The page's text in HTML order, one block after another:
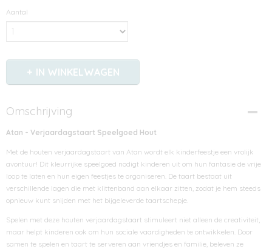
Aantal
IN WINKELWAGEN
Omschrijving
Atan - Verjaardagstaart Speelgoed Hout
Met de houten verjaardagstaart van Atan wordt elk kinderfeestje een vrolijk
avontuur! Dit kleurrijke speelgoed nodigt kinderen uit om hun fantasie de vrije
loop te laten en hun eigen feestjes te organiseren. De taart bestaat uit
verschillende lagen die met klittenband aan elkaar zitten, zodat je hem steeds
opnieuw kunt snijden met het bijgeleverde taartschepje.
Spelen met deze houten verjaardagstaart stimuleert niet alleen de creativiteit,
maar helpt kinderen ook om hun sociale vaardigheden te ontwikkelen. Door
samen te spelen en taart te serveren aan vriendjes en familie, beleven ze